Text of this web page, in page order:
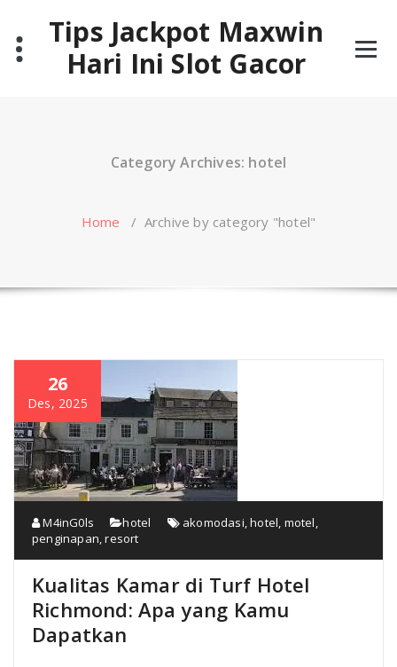
content
Tips Jackpot Maxwin
Hari Ini Slot Gacor
Category Archives: hotel
Home / Archive by category "hotel"
26
Des, 2025
M4inG0ls hotel akomodasi ,hotel motel
penginapan ,resort
Kualitas Kamar di Turf Hotel
Richmond: Apa yang Kamu
Dapatkan